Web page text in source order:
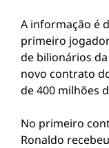
A informação é
primeiro
de bilionários
novo contrato
de 400 milhões
No primeiro
Ronaldo